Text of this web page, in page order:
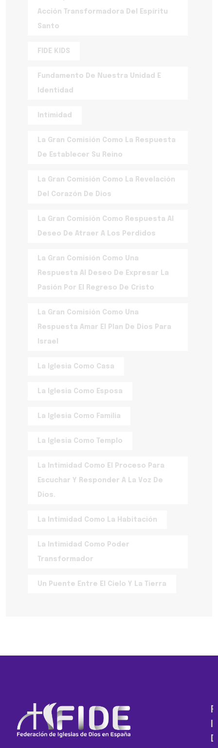
Acción Transformadora Del Espíritu
Santo
FIDE KIDS
Fundamento De Nuestra Unidad E
Identidad
Intimidad
La Gran Comisión Como La Respuesta
De Establecer Su Reino
La Gran Comisión Como La Revelación
Del Corazón De Dios
La Gran Comisión Como Respuesta Al
Deseo De Atraer A Los Perdidos
La Gran Comisión Como Una
Respuesta Al Deseo De Expresar La
Pasión Por El Regreso De Cristo
La Gran Comisión Como Una
Respuesta Amar El Plan De Dios Para
Israel
La Iglesia Como Casa
La Iglesia Como Esposa
La Iglesia Como Familia
La Iglesia Como Templo
La Intimidad Como El Proceso Para
Escuchar Y Responder A La Voz De
Dios.
La Intimidad Como La Habitación
La Intimidad Como Poder
Transformador
Un Puente Entre El Cielo Y La Tierra
F
I
D